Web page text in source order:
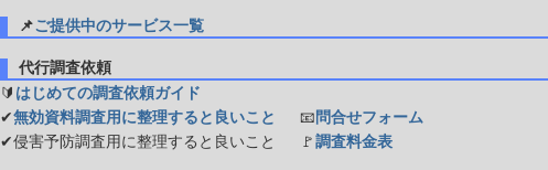
📌ご提供中のサービス一覧
代行調査依頼
🔰 はじめての調査依頼ガイド
✔無効資料調査用に整理すると良いこと 📧 問合せフォーム
✔侵害予防調査用に整理すると良いこと
🚩 調査料金表